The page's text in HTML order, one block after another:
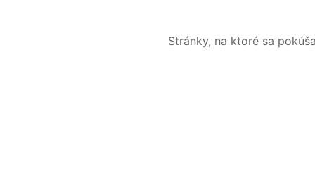
Stránky, na ktoré sa